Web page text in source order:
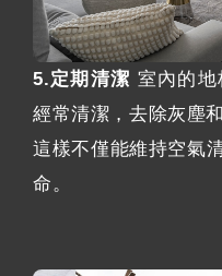
5.定期清潔 室內的
經常清潔，去除灰塵
這樣不僅能維持空氣
命。